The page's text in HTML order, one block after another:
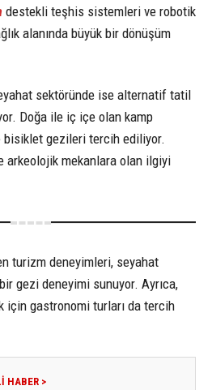
destekli teşhis sistemleri ve robotik
alanında büyük bir dönüşüm
sektöründe ise alternatif tatil
Doğa ile iç içe olan kamp
bisiklet gezileri tercih ediliyor.
mekanlara olan ilgiyi
turizm deneyimleri, seyahat
gezi deneyimi sunuyor. Ayrıca,
gastronomi turları da tercih